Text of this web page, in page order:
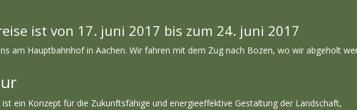
ist von 17. juni 2017 bis zum 24. juni 2017
am Hauptbahnhof in Aachen. Wir fahren mit dem Zug nach Bozen, wo wir abgeholt
ein Konzept für die Zukunftsfähige und energieeffektive Gestaltung der Landschaft,